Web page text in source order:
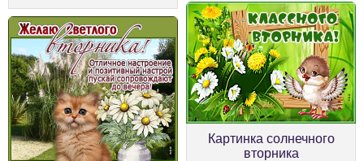
Картинка солнечного
вторника